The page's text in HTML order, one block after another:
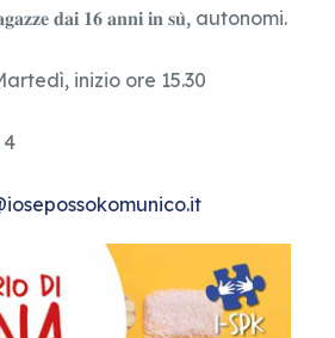
𝐝𝐚𝐢 𝟏𝟔 𝐚𝐧𝐧𝐢 𝐢𝐧 𝐬𝐮̀, autonomi.
inizio ore 15.30